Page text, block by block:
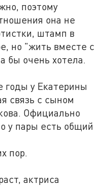
поэтому
она не
штамп в
но "жить вместе с
бы очень хотела.
годы у Екатерины
связь с сыном
Официально
у пары есть общий
пор.
актриса